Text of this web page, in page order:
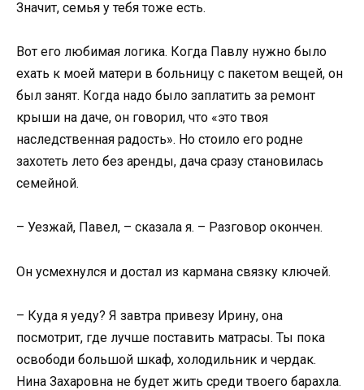
Значит, семья у тебя тоже есть.
Вот его любимая логика. Когда Павлу нужно было
ехать к моей матери в больницу с пакетом вещей, он
был занят. Когда надо было заплатить за ремонт
крыши на даче, он говорил, что «это твоя
наследственная радость». Но стоило его родне
захотеть лето без аренды, дача сразу становилась
семейной.
– Уезжай, Павел, – сказала я. – Разговор окончен.
Он усмехнулся и достал из кармана связку ключей.
– Куда я уеду? Я завтра привезу Ирину, она
посмотрит, где лучше поставить матрасы. Ты пока
освободи большой шкаф, холодильник и чердак.
Нина Захаровна не будет жить среди твоего барахла.